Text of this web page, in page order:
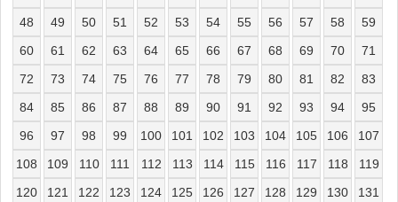
48
49 50 51 52 53 54 55 56 57 58
59
60
61 62 63 64 65 66 67 68 69 70
71
72
73 74 75 76 77 78 79 80 81 82
83
84
85 86 87 88 89 90 91 92 93 94
95
96
97 98 99 100 101 102 103 104 105 106
107
108
109 110 111 112 113 114 115 116 117 118
119
120
121 122 123 124 125 126 127 128 129 130
131